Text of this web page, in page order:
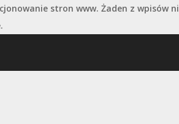
stron www. Żaden z wpisów